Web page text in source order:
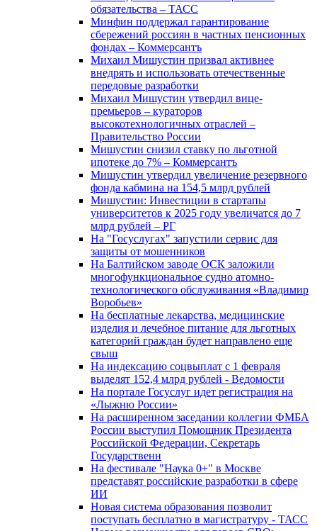
обязательства – ТАСС
Минфин поддержал гарантирование
сбережений россиян в частных пенсионных
фондах – Коммерсантъ
Михаил Мишустин призвал активнее
внедрять и использовать отечественные
передовые разработки
Михаил Мишустин утвердил вице-
премьеров – кураторов
высокотехнологичных отраслей –
Правительство России
Мишустин снизил ставку по льготной
ипотеке до 7% – Коммерсантъ
Мишустин утвердил увеличение резервного
фонда кабмина на 154,5 млрд рублей
Мишустин: Инвестиции в стартапы
университетов к 2025 году увеличатся до 7
млрд рублей – РГ
На "Госуслугах" запустили сервис для
защиты от мошенников
На Балтийском заводе ОСК заложили
многофункциональное судно атомно-
технологического обслуживания «Владимир
Воробьев»
На бесплатные лекарства, медицинские
изделия и лечебное питание для льготных
категорий граждан будет направлено еще
свыш
На индексацию соцвыплат с 1 февраля
выделят 152,4 млрд рублей - Ведомости
На портале Госуслуг идет регистрация на
«Лыжню России»
На расширенном заседании коллегии ФМБА
России выступил Помощник Президента
Российской Федерации, Секретарь
Государственн
На фестивале "Наука 0+" в Москве
представят российские разработки в сфере
ИИ
Новая система образования позволит
поступать бесплатно в магистратуру - ТАСС